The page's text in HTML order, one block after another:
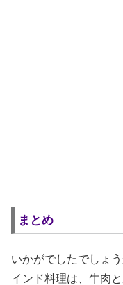
まとめ
いかがでしたでしょう
インド料理は、牛肉